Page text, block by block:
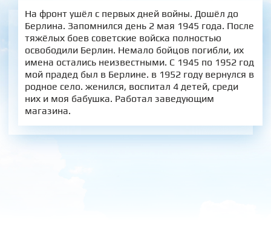
На фронт ушёл с первых дней войны. Дошёл до
Берлина. Запомнился день 2 мая 1945 года. После
тяжёлых боев советские войска полностью
освободили Берлин. Немало бойцов погибли, их
имена остались неизвестными. С 1945 по 1952 год
мой прадед был в Берлине. в 1952 году вернулся в
родное село. женился, воспитал 4 детей, среди
них и моя бабушка. Работал заведующим
магазина.